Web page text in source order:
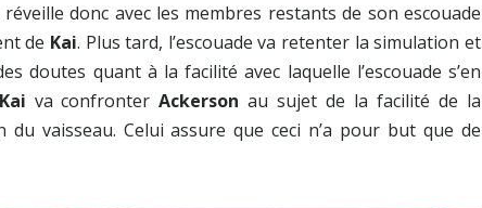
donc avec les membres restants de son escouade
de Kai. Plus tard, l’escouade va retenter la simulation et
doutes quant à la facilité avec laquelle l’escouade s’en
Kai va confronterAckerson au sujet de la facilité de la
vaisseau. Celui assure que ceci n’a pour but que de